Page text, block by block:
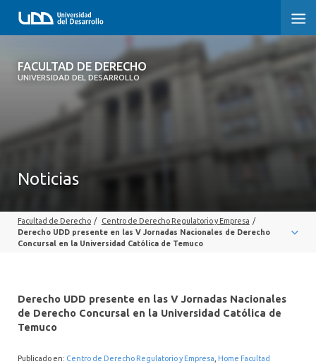
FACULTAD DE DERECHO
UNIVERSIDAD DEL DESARROLLO
FACULTAD DE DERECHO
SOBRE LA FACULTAD
PROFESORES
INTERNACIONAL
Noticias
Facultad de Derecho / Centro de Derecho Regulatorio y Empresa /
Derecho UDD presente en las V Jornadas Nacionales de Derecho
Concursal en la Universidad Católica de Temuco
Derecho UDD presente en las V Jornadas Nacionales
de Derecho Concursal en la Universidad Católica de
Temuco
Publicado en: Centro de Derecho Regulatorio y Empresa Home Facultad